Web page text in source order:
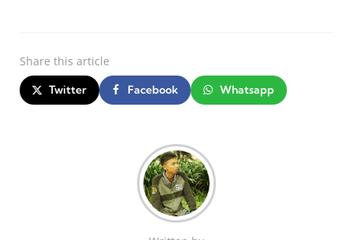
Share this article
Twitter Facebook Whatsapp